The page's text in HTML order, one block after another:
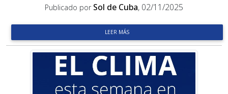
Publicado por Sol de Cuba, 02/11/2025
LEER MÁS